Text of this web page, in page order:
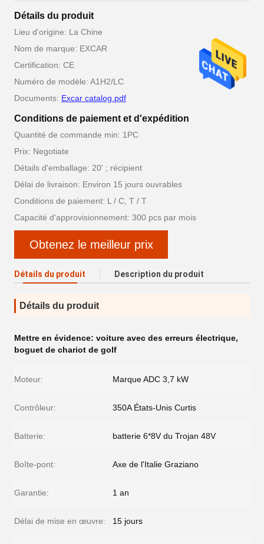
Détails du produit
Lieu d'origine: La Chine
Nom de marque: EXCAR
Certification: CE
Numéro de modèle: A1H2/LC
Documents: Excar catalog.pdf
Conditions de paiement et d'expédition
Quantité de commande min: 1PC
Prix: Negotiate
Détails d'emballage: 20' ; récipient
Délai de livraison: Environ 15 jours ouvrables
Conditions de paiement: L / C, T / T
Capacité d'approvisionnement: 300 pcs par mois
Obtenez le meilleur prix
Détails du produit Description du produit
Détails du produit
Mettre en évidence: voiture avec des erreurs électrique,
boguet de chariot de golf
Moteur: Marque ADC 3,7 kW
Contrôleur: 350A États-Unis Curtis
Batterie: batterie 6*8V du Trojan 48V
Boîte-pont: Axe de l'Italie Graziano
Garantie: 1 an
Délai de mise en œuvre: 15 jours